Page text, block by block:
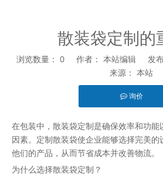
散装袋定制的
浏览数量： 0 作者： 本站编辑 发
来源： 本站
询价
在包装中，散装袋定制是确保效率和功
因素。定制散装袋使企业能够选择完美
他们的产品，从而节省成本并改善物流。
为什么选择散装袋定制？